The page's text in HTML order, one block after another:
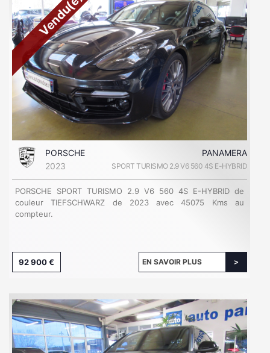
Vendu(e)
PORSCHE
PANAMERA
2023
SPORT TURISMO 2.9 V6 560 4S E-HYBRID
PORSCHE SPORT TURISMO 2.9 V6 560 4S E-HYBRID de
couleur TIEFSCHWARZ de 2023 avec 45075 Kms au
compteur.
92 900 € EN SAVOIR PLUS